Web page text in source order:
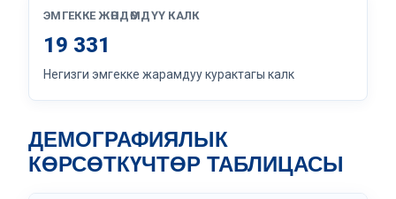
ЭМГЕККЕ ЖӨНДӨМДҮҮ КАЛК
19 331
Негизги эмгекке жарамдуу курактагы калк
ДЕМОГРАФИЯЛЫК
КӨРСӨТКҮЧТӨР ТАБЛИЦАСЫ